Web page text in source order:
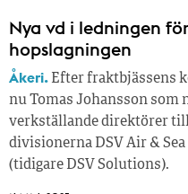
Nya vd i ledningen
hopslagningen
Åkeri. Efter fraktbjässens
nu Tomas Johansson som
verkställande direktörer
divisionerna DSV Air &
(tidigare DSV Solutions).